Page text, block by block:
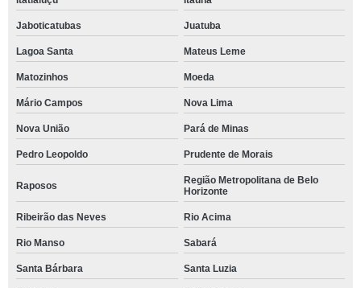
Jaboticatubas Juatuba
Lagoa Santa Mateus Leme
Matozinhos Moeda
Mário Campos Nova Lima
Nova União Pará de Minas
Pedro Leopoldo Prudente de Morais
Raposos
Região Metropolitana de Belo
Horizonte
Ribeirão das Neves Rio Acima
Rio Manso Sabará
Santa Bárbara Santa Luzia